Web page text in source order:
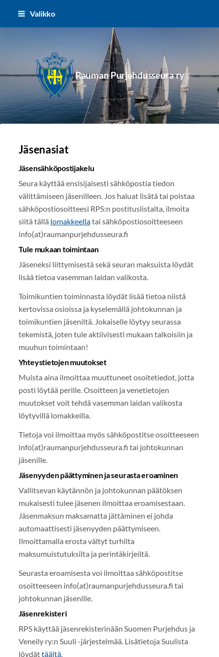
Siirry
Valikko
Rauman Purjehdusseura ry
Jäsenasiat
Jäsensähköpostijakelu
Seura käyttää ensisijaisesti sähköpostia tiedon
välittämiseen jäsenilleen. Jos haluat lisätä tai poistaa
sähköpostiosoitteesi RPS:n postituslistalta, ilmoita
siitä tällä lomakkeellatai sähköpostiosoitteeseen
info(at)raumanpurjehdusseura.fi
Tule mukaan toimintaan
Jäseneksi liittymisestä sekä seuran maksuista löydät
lisää tietoa vasemman laidan valikosta.
Toimikuntien toiminnasta löydät lisää tietoa niistä
kertovissa osioissa ja kyselemällä johtokunnan ja
toimikuntien jäseniltä. Jokaiselle löytyy seurassa
tekemistä, joten tule aktiivisesti mukaan talkoisiin ja
muuhun toimintaan!
Yhteystietojen muutokset
Muista aina ilmoittaa muuttuneet osoitetiedot, jotta
posti löytää perille. Osoitteen ja venetietojen
muutokset voit tehdä vasemman laidan valikosta
löytyvillä lomakkeilla.
Tietoja voi ilmoittaa myös sähköpostitse osoitteeseen
info(at)raumanpurjehdusseura.fi tai johtokunnan
jäsenille.
Jäsenyyden päättyminen ja seurasta eroaminen
Vallitsevan käytännön ja johtokunnan päätöksen
mukaisesti tulee jäsenen ilmoittaa eroamisestaan.
Jäsenmaksun maksamatta jättäminen ei johda
automaattisesti jäsenyyden päättymiseen.
Ilmoittamalla erosta vältyt turhilta
maksumuistutuksilta ja perintäkirjeiltä.
Seurasta eroamisesta voi ilmoittaa sähköpostitse
osoitteeseen info(at)raumanpurjehdusseura.fi tai
johtokunnan jäsenille.
Jäsenrekisteri
RPS käyttää jäsenrekisterinään Suomen Purjehdus ja
Veneily ry:n Suuli -järjestelmää. Lisätietoja Suulista
löydättäältä.